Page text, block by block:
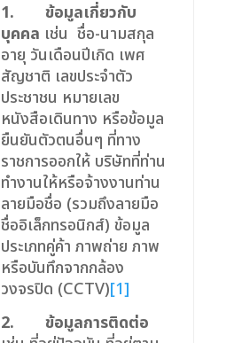
1. ข้อมูลเกี่ยวกับ
บุคคล เช่น ชื่อ-นามสกุล
อายุ วันเดือนปีเกิด เพศ
สัญชาติ เลขประจำตัว
ประชาชน หมายเลข
หนังสือเดินทาง หรือข้อมูล
ยืนยันตัวตนอื่นๆ ที่ทาง
ราชการออกให้ บริษัทที่ท่าน
ทำงานให้หรือจ้างงานท่าน
ลายมือชื่อ (รวมถึงลายมือ
ชื่ออิเล็กทรอนิกส์) ข้อมูล
ประเภทคู่ค้า ภาพถ่าย ภาพ
หรือบันทึกจากกล้อง
วงจรปิด (CCTV)[1]
2. ข้อมูลการติดต่อ